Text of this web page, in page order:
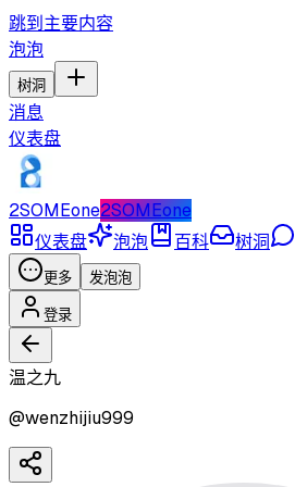
跳到主要内容
泡泡
树洞
消息
仪表盘
2SOMEone2SOMEone
仪表盘
泡泡 百科 树洞
更多 发泡泡
登录
温之九
@wenzhijiu999